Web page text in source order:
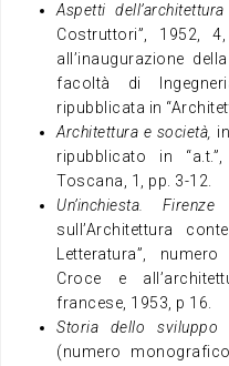
Aspetti
Costruttori”, 1952,
all’inaugurazione
facoltà di
ripubblicata in
Architettura e società,
ripubblicato in
Toscana, 1, pp. 3-12.
Un’inchiesta. Firenze
sull’Architettura
Letteratura”,
Croce e
francese, 1953, p 16.
Storia dello sviluppo
(numero